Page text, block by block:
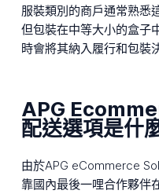
服裝類別的商戶通常熟悉
但包裝在中等大小的盒子
時會將其納入履行和包裝
APG
配送選項是什
由於APG eCommerce
靠國內最後一哩合作夥伴